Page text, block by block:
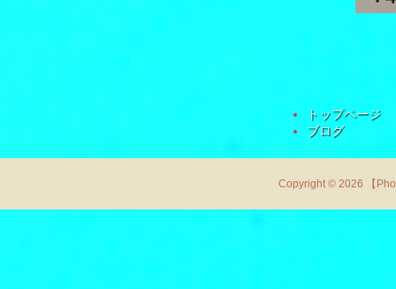
トップページ
ブログ
Copyright © 2026 【